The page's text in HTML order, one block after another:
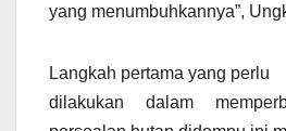
yang menumbuhkannya”,
Langkah pertama yang perlu
dilakukan dalam